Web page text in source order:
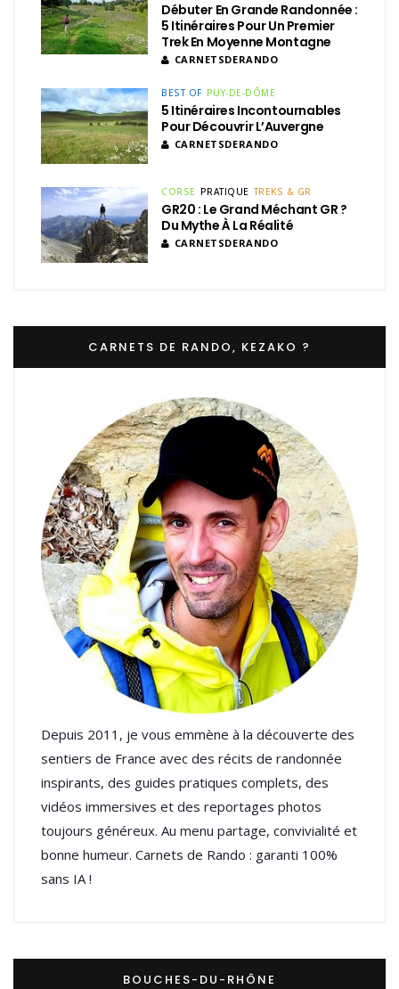
Débuter En Grande Randonnée :
5 Itinéraires Pour Un Premier
Trek En Moyenne Montagne
CARNETSDERANDO
BEST OF PUY-DE-DÔME
5 Itinéraires Incontournables
Pour Découvrir L’Auvergne
CARNETSDERANDO
CORSE PRATIQUE TREKS & GR
GR20 : Le Grand Méchant GR ?
Du Mythe À La Réalité
CARNETSDERANDO
CARNETS DE RANDO, KEZAKO ?
Depuis 2011, je vous emmène à la découverte des
sentiers de France avec des récits de randonnée
inspirants, des guides pratiques complets, des
vidéos immersives et des reportages photos
toujours généreux. Au menu partage, convivialité et
bonne humeur. Carnets de Rando : garanti 100%
sans IA !
BOUCHES-DU-RHÔNE